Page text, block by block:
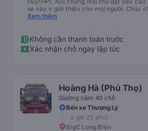
xe này v giới thiệu cho mọi người. Chúc
và phát triển hơn nữa. Mọi người ủng hộ
Xem thêm
Không cần thanh toán trước
Xác nhận chỗ ngay lập tức
Hoàng Hà (Phú Thọ)
Giường nằm 40 chỗ
Bến xe Thượng Lý
2 giờ 25 phút
BigC Long Biên